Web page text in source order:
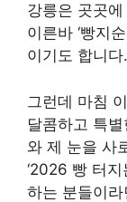
강릉은 곳곳
이른바 ‘빵지
이기도 합니다.
그런데 마침
달콤하고 특
와 제 눈을 사
‘2026 빵 터
하는 분들이